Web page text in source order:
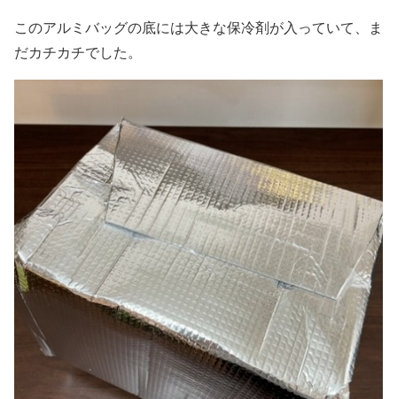
このアルミバッグの底には大きな保冷剤が入っていて、ま
だカチカチでした。